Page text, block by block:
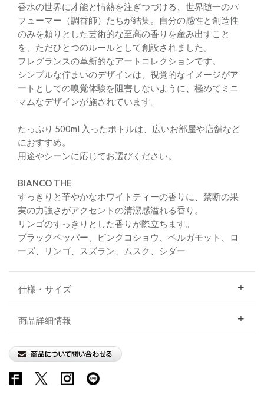
香水の世界に才能と情熱を注ぎつづける、世界随一のパ
フューマー（調香師）たちが結集。自分の感性と創造性
のみを頼りとした芸術的な至高の香りを産み出すこと
を、ただひとつのルールとして創設されました。
フレグランスの革新的なアートコレクションです。
シンプルな佇まいのデザインは、視覚的なイメージがア
ートとしての嗅覚体験を阻害しないように、極めてミニ
マムなデザインが施されています。
たっぷり 500ml 入ったボトルは、広いお部屋や店舗など
におすすめ。
用途やシーンに応じてお選びください。
BIANCO THE
すっきりと華やかなホワイトティーの香りに、禁断の果
実の力強さがアクセントの清潔感溢れる香り。
リンゴのすっきりとした香りが際立ちます。
ブラックペッパー、ピンクコショウ、ベルガモット、ロ
ーズ、リンゴ、スズラン、ムスク、シダー
仕様・サイズ
商品詳細情報